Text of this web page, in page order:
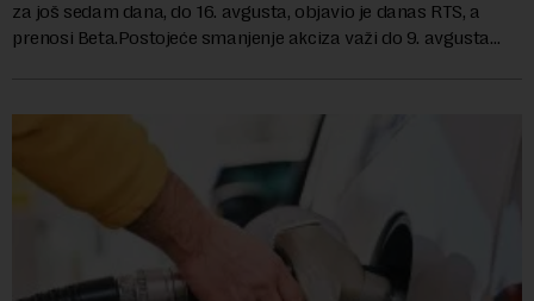
za još sedam dana, do 16. avgusta, objavio je danas RTS, a
prenosi Beta.Postojeće smanjenje akciza važi do 9. avgusta